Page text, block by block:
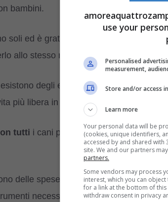
bambini.
soli ed è gratificante
allo stesso modo.
degli esemplari adatti, che sanno
più libera in paesaggi nella natura.
tutti i cani possono fare al caso
delle spese “nella norma”, le quali
necessari, altri cani possono
use your
Personalised
measurement,
Store and/or access
Learn more
Your personal data will be
(cookies, unique identifiers,
accessed by and shared
site. We and our partners
partners.
Some vendors may process
interest, which you can
for a link at the bottom of
withdraw consent in privacy